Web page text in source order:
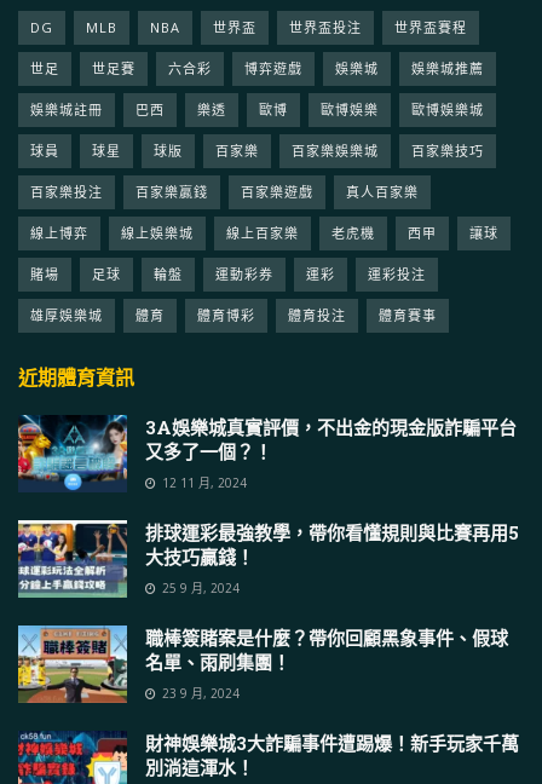
DG MLB NBA 世界盃 世界盃投注 世界盃賽程
世足 世足賽 六合彩 博弈遊戲 娛樂城 娛樂城推薦
娛樂城註冊 巴西 樂透 歐博 歐博娛樂 歐博娛樂城
球員 球星 球版 百家樂 百家樂娛樂城 百家樂技巧
百家樂投注 百家樂贏錢 百家樂遊戲 真人百家樂
線上博弈 線上娛樂城 線上百家樂 老虎機 西甲 讓球
賭場 足球 輪盤 運動彩券 運彩 運彩投注
雄厚娛樂城 體育 體育博彩 體育投注 體育賽事
近期體育資訊
3A娛樂城真實評價，不出金的現金版詐騙平台
又多了一個？！
12 11 月, 2024
排球運彩最強教學，帶你看懂規則與比賽再用5
大技巧贏錢！
25 9 月, 2024
職棒簽賭案是什麼？帶你回顧黑象事件、假球
名單、雨刷集團！
23 9 月, 2024
財神娛樂城3大詐騙事件遭踢爆！新手玩家千萬
別淌這渾水！